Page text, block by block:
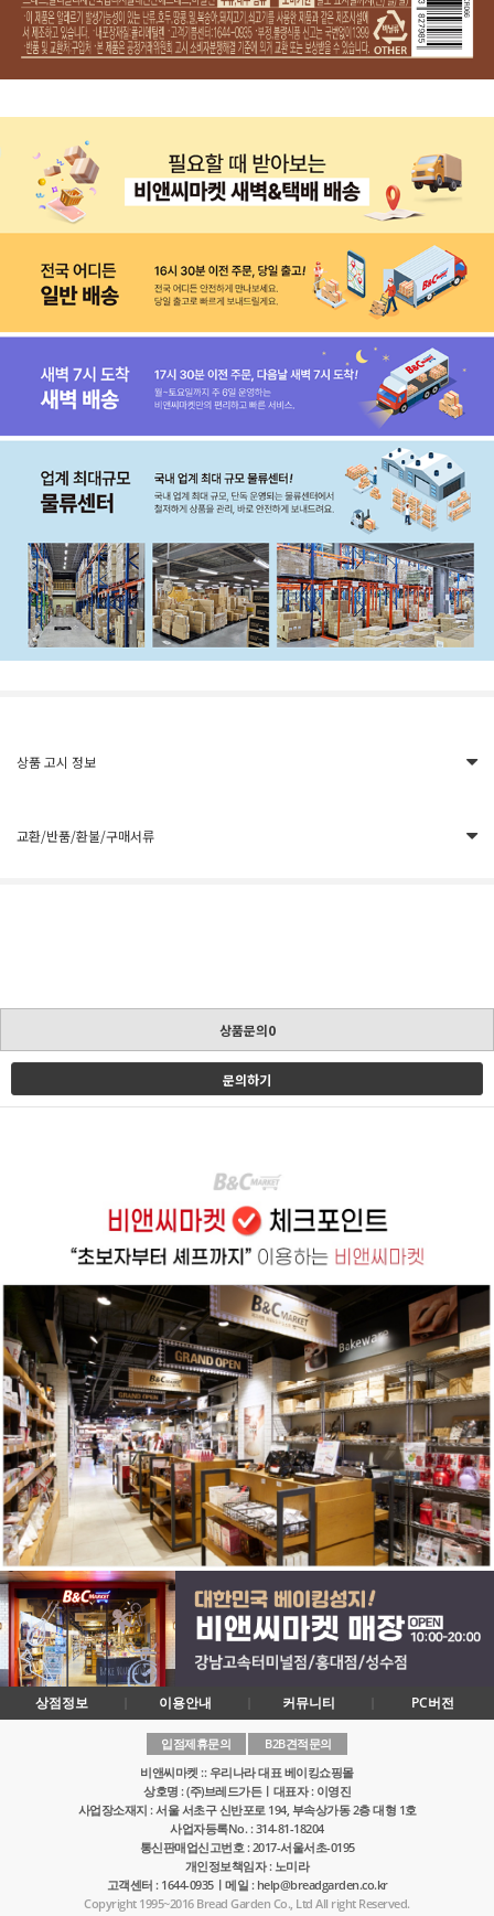
상품 고시 정보
교환/반품/환불/구매서류
상품문의0
문의하기
상점정보 이용안내 커뮤니티 PC버전
입점제휴문의
B2B견적문의
비앤씨마켓 :: 우리나라 대표 베이킹쇼핑몰
상호명 : (주)브레드가든ㅣ대표자 : 이영진
사업장소재지 : 서울 서초구 신반포로 194, 부속상가동 2층 대형 1호
사업자등록No. : 314-81-18204
통신판매업신고번호 : 2017-서울서초-0195
개인정보책임자 : 노미라
고객센터 : 1644-0935ㅣ메일 : help@breadgarden.co.kr
Copyright 1995~2016 Bread Garden Co., Ltd All right Reserved.